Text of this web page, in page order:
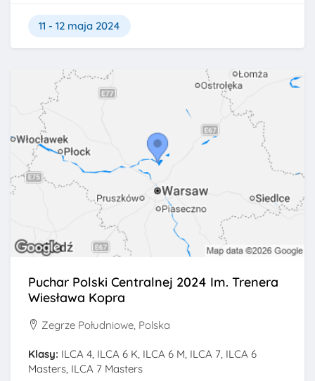
11 - 12 maja 2024
Puchar Polski Centralnej 2024 Im. Trenera
Wiesława Kopra
Zegrze Południowe, Polska
Klasy: ILCA 4, ILCA 6 K, ILCA 6 M, ILCA 7, ILCA 6
Masters, ILCA 7 Masters